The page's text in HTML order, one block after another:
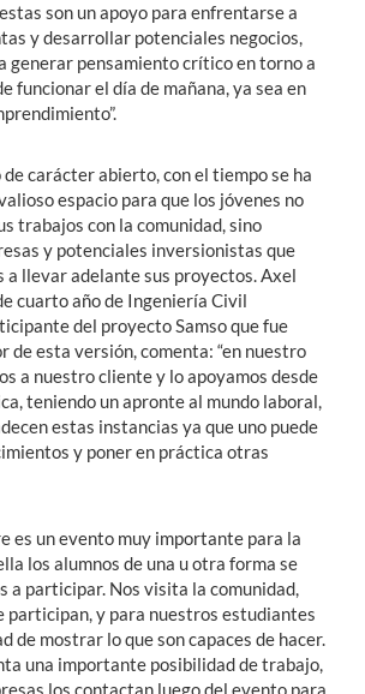
son un apoyo para enfrentarse a
y desarrollar potenciales negocios,
generar pensamiento crítico en torno a
funcionar el día de mañana, ya sea en
carácter abierto, con el tiempo se ha
espacio para que los jóvenes no
trabajos con la comunidad, sino
y potenciales inversionistas que
a llevar adelante sus proyectos. Axel
cuarto año de Ingeniería Civil
del proyecto Samso que fue
de esta versión, comenta: “en nuestro
a nuestro cliente y lo apoyamos desde
teniendo un apronte al mundo laboral,
estas instancias ya que uno puede
y poner en práctica otras
es un evento muy importante para la
los alumnos de una u otra forma se
a participar. Nos visita la comunidad,
participan, y para nuestros estudiantes
de mostrar lo que son capaces de hacer.
una importante posibilidad de trabajo,
los contactan luego del evento para